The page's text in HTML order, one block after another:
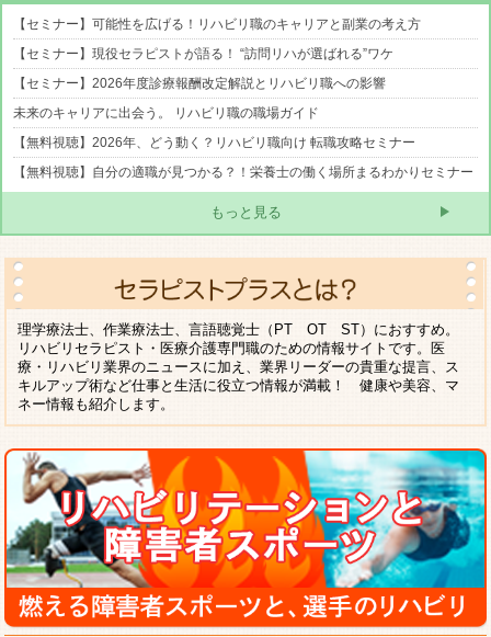
【セミナー】可能性を広げる！リハビリ職のキャリアと副業の考え方
【セミナー】現役セラピストが語る！ “訪問リハが選ばれる”ワケ
【セミナー】2026年度診療報酬改定解説とリハビリ職への影響
未来のキャリアに出会う。 リハビリ職の職場ガイド
【無料視聴】2026年、どう動く？リハビリ職向け 転職攻略セミナー
【無料視聴】自分の適職が見つかる？！栄養士の働く場所まるわかりセミナー
もっと見る
理学療法士、作業療法士、言語聴覚士（PT OT ST）におすすめ。
リハビリセラピスト・医療介護専門職のための情報サイトです。医
療・リハビリ業界のニュースに加え、業界リーダーの貴重な提言、ス
キルアップ術など仕事と生活に役立つ情報が満載！ 健康や美容、マ
ネー情報も紹介します。